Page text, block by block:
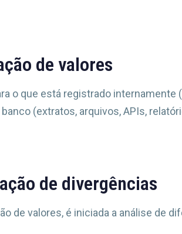
de valores
o que está registrado internamente
(extratos, arquivos, APIs,
de divergências
de valores, é iniciada a análise de